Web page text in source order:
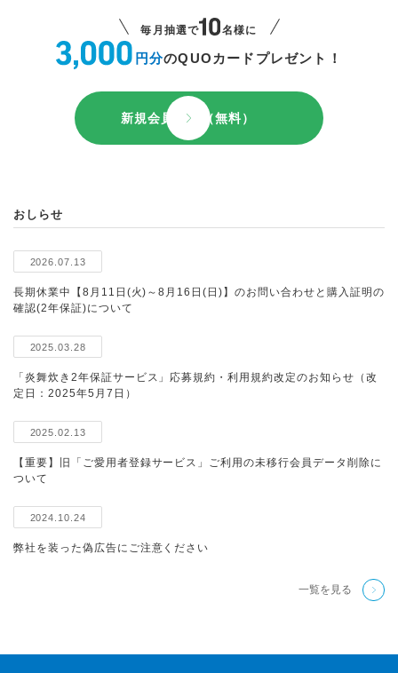
毎月抽選で 名様に
円分のQUOカードプレゼント！
新規会員登録（無料）
おしらせ
2026.07.13
長期休業中【8月11日(火)～8月16日(日)】のお問い合わせと購入証明の
確認(2年保証)について
2025.03.28
「炎舞炊き2年保証サービス」応募規約・利用規約改定のお知らせ（改
定日：2025年5月7日）
2025.02.13
【重要】旧「ご愛用者登録サービス」ご利用の未移行会員データ削除に
ついて
2024.10.24
弊社を装った偽広告にご注意ください
一覧を見る